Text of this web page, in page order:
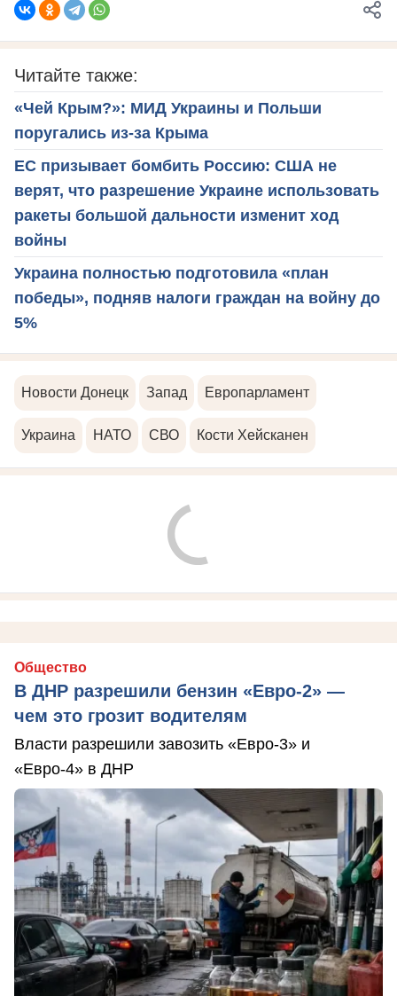
Читайте также:
«Чей Крым?»: МИД Украины и Польши
поругались из-за Крыма
ЕС призывает бомбить Россию: США не
верят, что разрешение Украине использовать
ракеты большой дальности изменит ход
войны
Украина полностью подготовила «план
победы», подняв налоги граждан на войну до
5%
Новости Донецк Запад Европарламент
Украина НАТО СВО Кости Хейсканен
Общество
В ДНР разрешили бензин «Евро-2» —
чем это грозит водителям
Власти разрешили завозить «Евро-3» и
«Евро-4» в ДНР